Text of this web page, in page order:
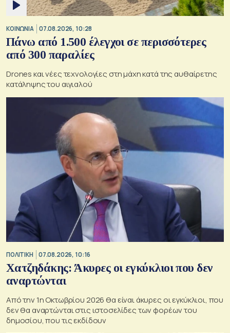
ΚΟΙΝΩΝΙΑ 07.08.2026, 10:28
Πάνω από 1.500 έλεγχοι σε περισσότερες
από 300 παραλίες
Drones και νέες τεχνολογίες στη μάχη κατά της αυθαίρετης
κατάληψης του αιγιαλού
ΠΟΛΙΤΙΚΗ 07.08.2026, 10:16
Χατζηδάκης: Άκυρες οι εγκύκλιοι που δεν
αναρτώνται
Από την 1η Οκτωβρίου 2026 θα είναι άκυρες οι εγκύκλιοι, που
δεν θα αναρτώνται στις ιστοσελίδες των φορέων του
δημοσίου, που τις εκδίδουν